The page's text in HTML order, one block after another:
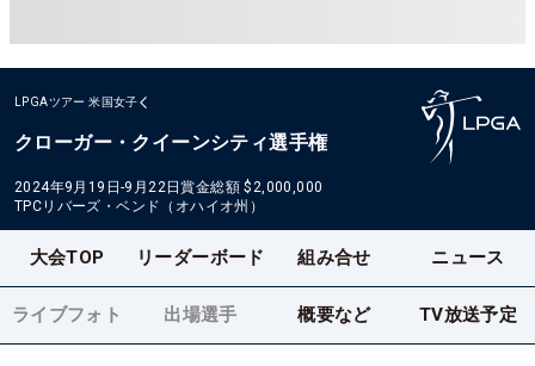
LPGAツアー 米国女子
クローガー・クイーンシティ選手権
2024年9月19日-9月22日賞金総額 $2,000,000
TPCリバーズ・ベンド（オハイオ州）
大会TOP リーダーボード 組み合せ ニュース
ライブフォト 出場選手 概要など TV放送予定